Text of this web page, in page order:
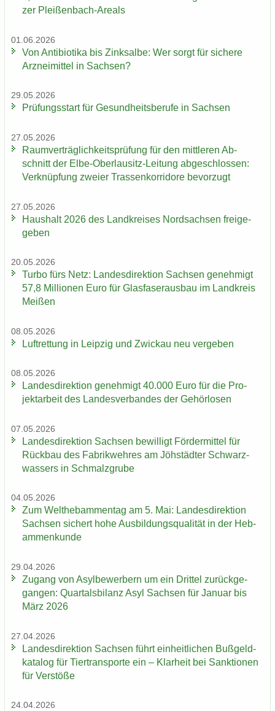
zer Pleißenbach-​Areals
01.06.2026
Von An­ti­bio­ti­ka bis Zink­sal­be: Wer sorgt für si­che­re
Arz­nei­mit­tel in Sach­sen?
29.05.2026
Prü­fungs­start für Ge­sund­heits­be­ru­fe in Sach­sen
27.05.2026
Ra­um­ver­träg­lich­keits­prü­fung für den mitt­le­ren Ab­
schnitt der Elbe-​Oberlausitz-Leitung ab­ge­schlos­sen:
Ver­knüp­fung zwei­er Tras­sen­kor­ri­do­re be­vor­zugt
27.05.2026
Haus­halt 2026 des Land­krei­ses Nord­sach­sen frei­ge­
ge­ben
20.05.2026
Turbo fürs Netz: Lan­des­di­rek­ti­on Sach­sen ge­neh­migt
57,8 Mil­lio­nen Euro für Glas­fa­ser­aus­bau im Land­kreis
Mei­ßen
08.05.2026
Luft­ret­tung in Leip­zig und Zwi­ckau neu ver­ge­ben
08.05.2026
Lan­des­di­rek­ti­on ge­neh­migt 40.000 Euro für die Pro­
jekt­ar­beit des Lan­des­ver­ban­des der Ge­hör­lo­sen
07.05.2026
Lan­des­di­rek­ti­on Sach­sen be­wil­ligt För­der­mit­tel für
Rück­bau des Fa­brik­weh­res am Jöh­städ­ter Schwarz­
was­sers in Schmalz­gru­be
04.05.2026
Zum Welt­heb­am­men­tag am 5. Mai: Lan­des­di­rek­ti­on
Sach­sen si­chert hohe Aus­bil­dungs­qua­li­tät in der Heb­
am­men­kun­de
29.04.2026
Zu­gang von Asyl­be­wer­bern um ein Drit­tel zu­rück­ge­
gan­gen: Quar­tals­bi­lanz Asyl Sach­sen für Ja­nu­ar bis
März 2026
27.04.2026
Lan­des­di­rek­ti­on Sach­sen führt ein­heit­li­chen Buß­geld­
ka­ta­log für Tier­trans­por­te ein – Klar­heit bei Sank­tio­nen
für Ver­stö­ße
24.04.2026